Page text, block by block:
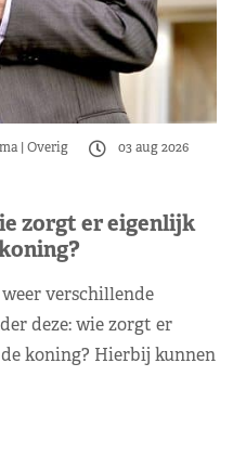
Overig
03 aug 2026
zorgt er eigenlijk
verschillende
deze: wie zorgt er
koning? Hierbij kunnen